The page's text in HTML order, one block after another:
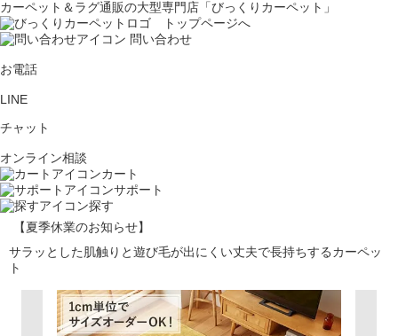
カーペット＆ラグ通販の大型専門店「びっくりカーペット」
問い合わせ
お電話
LINE
チャット
オンライン相談
カート
サポート
探す
【夏季休業のお知らせ】
サラッとした肌触りと遊び毛が出にくい丈夫で長持ちするカーペッ
ト